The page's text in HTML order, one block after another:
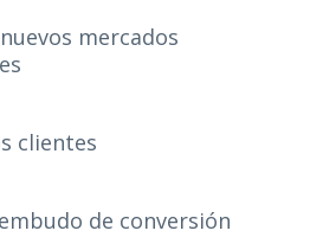
mercados
clientes
de conversión